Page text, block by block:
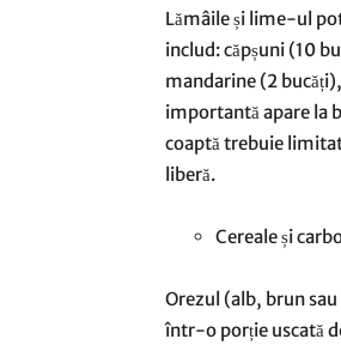
Lămâile și lime-ul
includ: căpșuni (10
mandarine (2
importantă apare la
coaptă trebuie
liberă.
Cereale și
Orezul (alb, brun
într-o porție uscată